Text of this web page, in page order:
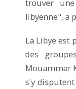
trouver
libyenne", a
La Libye est
des
Mouammar
s'y